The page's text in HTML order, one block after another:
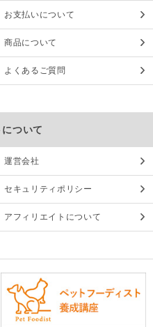
お支払いについて
商品について
よくあるご質問
ついて
運営会社
セキュリティポリシー
アフィリエイトについて